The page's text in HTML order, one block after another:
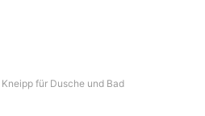
Kneipp für Dusche und Bad